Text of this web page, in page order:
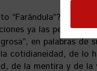
“Farándula”? ¿Por
ya las personas
en palabras de
cotidianeidad, de lo
de la mentira y de la